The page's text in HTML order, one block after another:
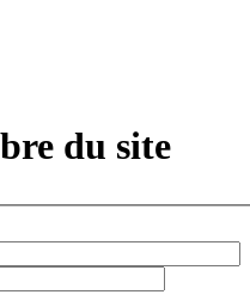
du site